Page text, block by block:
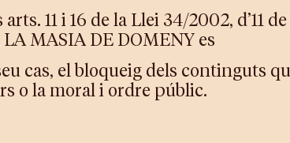
11 i 16 de la Llei 34/2002, d’11
MASIA DE DOMENY es
cas, el bloqueig dels continguts
o la moral i ordre públic.